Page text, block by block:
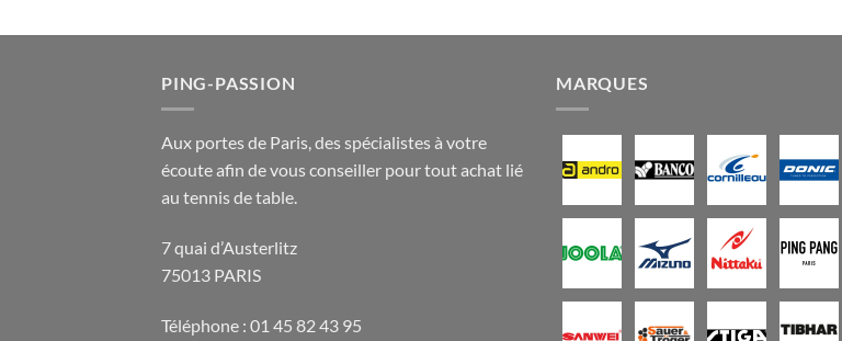
PING-PASSION
Aux portes de Paris, des spécialistes à votre
écoute afin de vous conseiller pour tout achat lié
au tennis de table.
7 quai d’Austerlitz
75013 PARIS
Téléphone : 01 45 82 43 95
MARQUES